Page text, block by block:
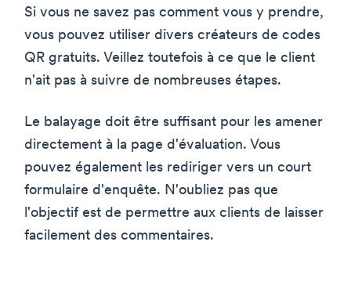
Si vous ne savez pas comment vous y prendre,
vous pouvez utiliser divers créateurs de codes
QR gratuits. Veillez toutefois à ce que le client
n'ait pas à suivre de nombreuses étapes.
Le balayage doit être suffisant pour les amener
directement à la page d'évaluation. Vous
pouvez également les rediriger vers un court
formulaire d'enquête. N'oubliez pas que
l'objectif est de permettre aux clients de laisser
facilement des commentaires.